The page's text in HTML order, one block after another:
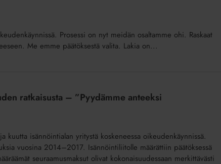
Prosessi on nyt meidän osaltamme ohi. Raskaat
Me emme päätöksestä valita. Lakia on...
ratkaisusta – ”Pyydämme anteeksi
kuutta isännöintialan yritystä koskeneessa oikeudenkäynnissä.
vuosina 2014–2017. Isännöintiliitolle määrättiin päätöksessä
seuraamusmaksut olivat kokonaisuudessaan merkittävästi